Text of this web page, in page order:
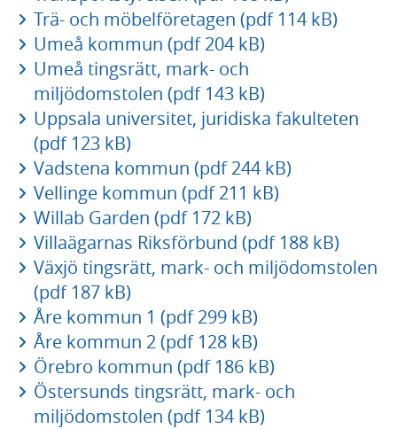
Trä- och möbelföretagen (pdf 114 kB)
Umeå kommun (pdf 204 kB)
Umeå tingsrätt, mark- och
miljödomstolen (pdf 143 kB)
Uppsala universitet, juridiska fakulteten
(pdf 123 kB)
Vadstena kommun (pdf 244 kB)
Vellinge kommun (pdf 211 kB)
Willab Garden (pdf 172 kB)
Villaägarnas Riksförbund (pdf 188 kB)
Växjö tingsrätt, mark- och miljödomstolen
(pdf 187 kB)
Åre kommun 1 (pdf 299 kB)
Åre kommun 2 (pdf 128 kB)
Örebro kommun (pdf 186 kB)
Östersunds tingsrätt, mark- och
miljödomstolen (pdf 134 kB)